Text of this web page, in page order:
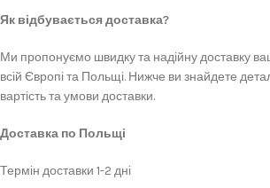
Як відбувається доставка?
Ми пропонуємо швидку та надійну доставку
всій Європі та Польщі. Нижче ви знайдете
вартість та умови доставки.
Доставка по Польщі
Термін доставки 1-2 дні